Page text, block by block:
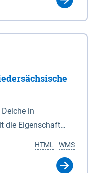
in
die Eigenschaft
ausspricht. Für
WMS
HTML